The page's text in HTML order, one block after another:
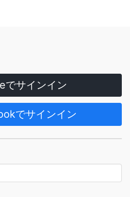
でサインイン
でサインイン